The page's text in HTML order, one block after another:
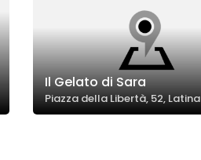
Il Gelato di Sara
Piazza della Libertà, 52, Latina